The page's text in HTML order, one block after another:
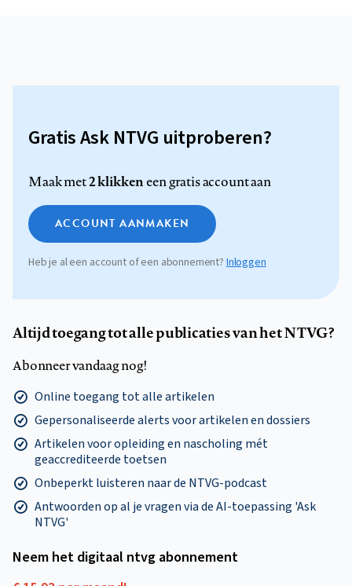
Gratis Ask NTVG uitproberen?
Maak met2 klikkeneen gratis account aan
ACCOUNT AANMAKEN
Heb je al een account of een abonnement?Inloggen
Altijd toegang tot alle publicaties van het NTVG?
Abonneer vandaag nog!
Online toegang tot alle artikelen
Gepersonaliseerde alerts voor artikelen en dossiers
Artikelen voor opleiding en nascholing mét
geaccrediteerde toetsen
Onbeperkt luisteren naar de NTVG-podcast
Antwoorden op al je vragen via de AI-toepassing 'Ask
NTVG'
Neem het digitaal ntvg abonnement